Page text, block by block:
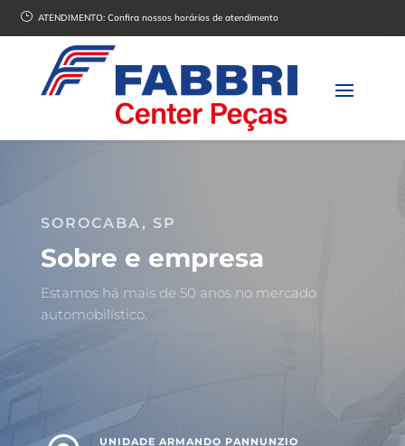
} ATENDIMENTO:Confira nossos horários de atendimento
SOROCABA, SP
Sobre e empresa
Estamos há mais de 50 anos no mercado
automobilístico.
UNIDADE ARMANDO PANNUNZIO